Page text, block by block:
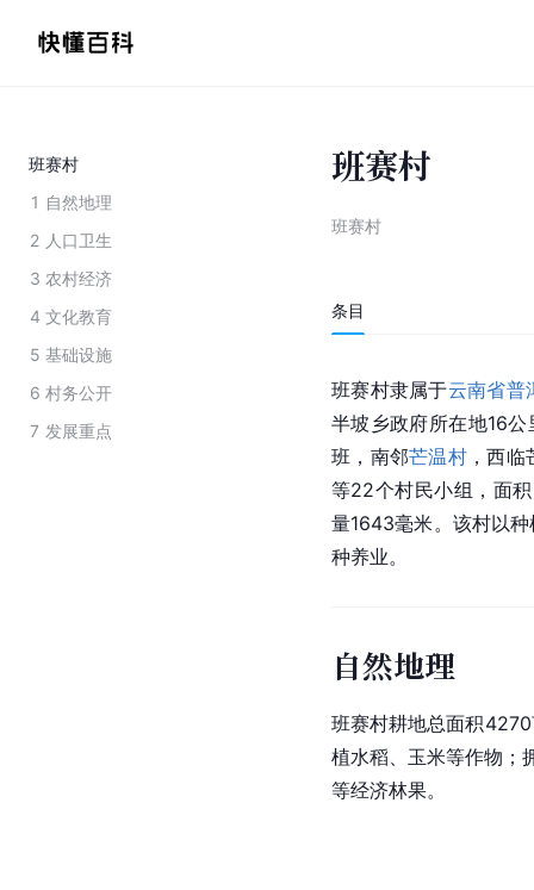
班赛村
1 自然地理
2 人口卫生
3 农村经济
4 文化教育
5 基础设施
6 村务公开
7 发展重点
班赛村
班赛村
条目
班赛村隶属于云南省普
半坡乡政府所在地16
班，南邻芒温村 ，西
等22个村民小组，面
量1643毫米。该村以种
种养业。
自然地理
班赛村耕地总面积
植水稻、玉米等作物；
等经济林果。